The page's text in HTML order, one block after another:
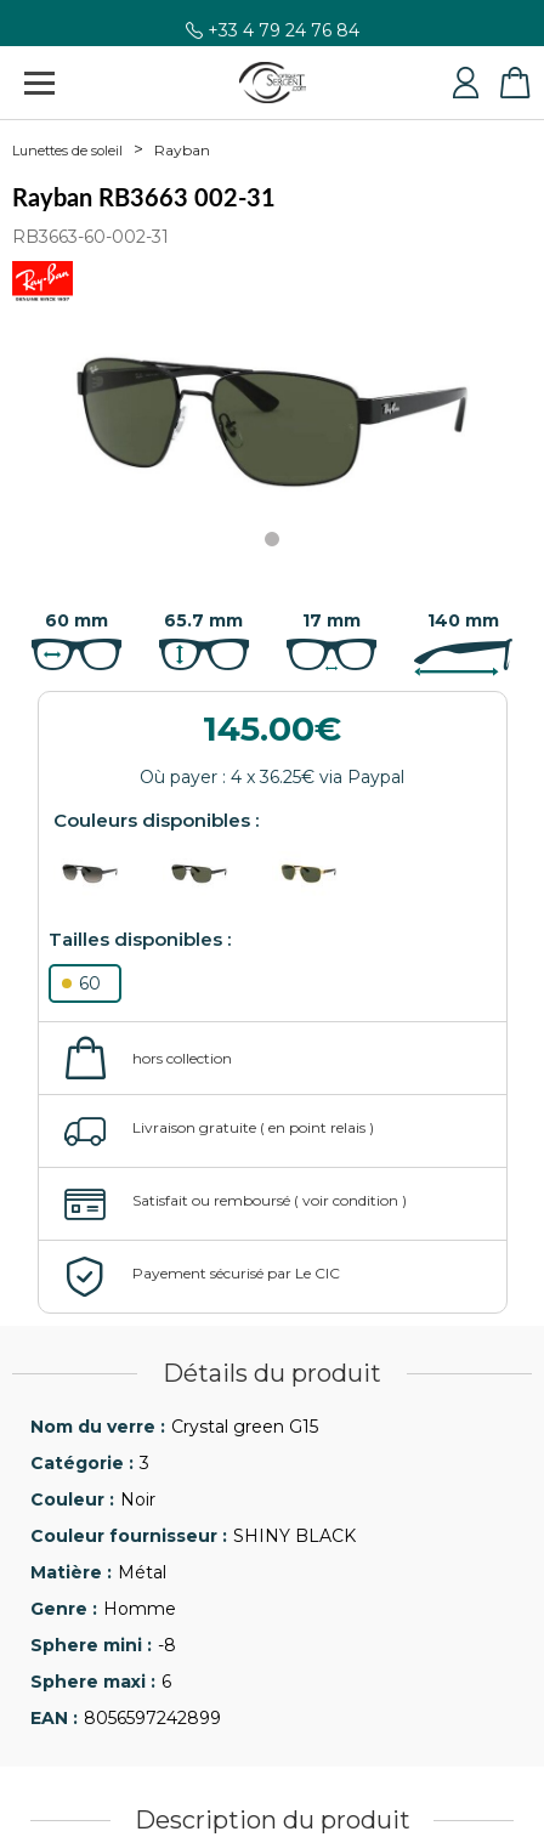
+33 4 79 24 76 84
Lunettes de soleil Rayban
Rayban RB3663 002-31
RB3663-60-002-31
60 mm 65.7 mm 17 mm 140 mm
145.00
60
Détails du produit
Crystal green G15
3
Noir
SHINY BLACK
Métal
Homme
-8
6
8056597242899
Description du produit